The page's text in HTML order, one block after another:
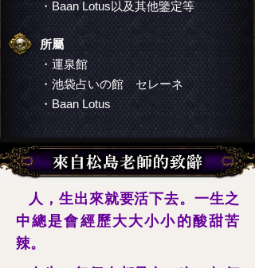
・Baan Lotus以及其他鑒定等
所屬
・運泉館
・池袋占いの館 セレーネ
・Baan Lotus
人，生出來就要活下去。一生之
中總是會經歷大大小小的酸甜苦
辣。